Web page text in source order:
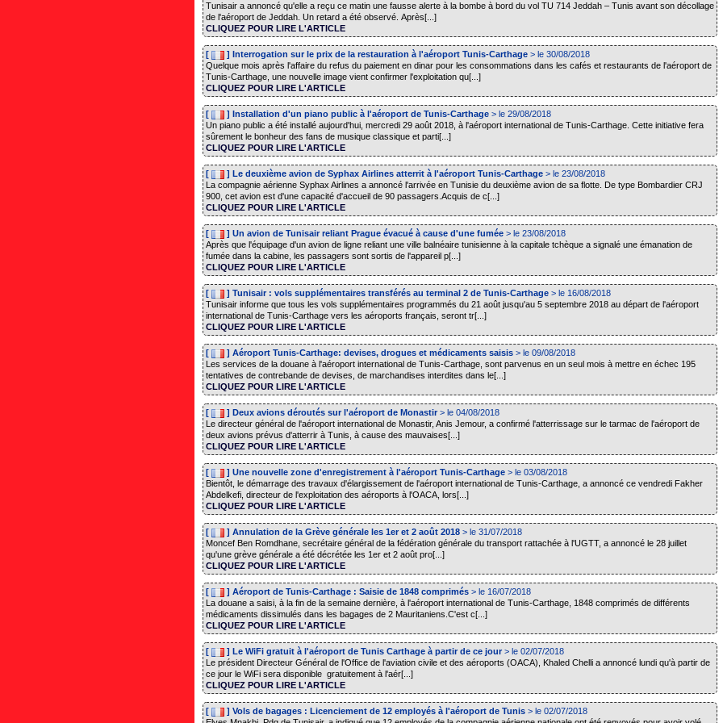
Tunisair a annoncé qu'elle a reçu ce matin une fausse alerte à la bombe à bord du vol TU 714 Jeddah – Tunis avant son décollage
de l'aéroport de Jeddah. Un retard a été observé. Après[...]
CLIQUEZ POUR LIRE L'ARTICLE
[ ] Interrogation sur le prix de la restauration à l'aéroport Tunis-Carthage > le 30/08/2018
Quelque mois après l'affaire du refus du paiement en dinar pour les consommations dans les cafés et restaurants de l'aéroport de
Tunis-Carthage, une nouvelle image vient confirmer l'exploitation qu[...]
CLIQUEZ POUR LIRE L'ARTICLE
[ ] Installation d'un piano public à l'aéroport de Tunis-Carthage > le 29/08/2018
Un piano public a été installé aujourd'hui, mercredi 29 août 2018, à l'aéroport international de Tunis-Carthage. Cette initiative fera
sûrement le bonheur des fans de musique classique et parti[...]
CLIQUEZ POUR LIRE L'ARTICLE
[ ] Le deuxième avion de Syphax Airlines atterrit à l'aéroport Tunis-Carthage > le 23/08/2018
La compagnie aérienne Syphax Airlines a annoncé l'arrivée en Tunisie du deuxième avion de sa flotte. De type Bombardier CRJ
900, cet avion est d'une capacité d'accueil de 90 passagers.Acquis de c[...]
CLIQUEZ POUR LIRE L'ARTICLE
[ ] Un avion de Tunisair reliant Prague évacué à cause d'une fumée > le 23/08/2018
Après que l'équipage d'un avion de ligne reliant une ville balnéaire tunisienne à la capitale tchèque a signalé une émanation de
fumée dans la cabine, les passagers sont sortis de l'appareil p[...]
CLIQUEZ POUR LIRE L'ARTICLE
[ ] Tunisair : vols supplémentaires transférés au terminal 2 de Tunis-Carthage > le 16/08/2018
Tunisair informe que tous les vols supplémentaires programmés du 21 août jusqu'au 5 septembre 2018 au départ de l'aéroport
international de Tunis-Carthage vers les aéroports français, seront tr[...]
CLIQUEZ POUR LIRE L'ARTICLE
[ ] Aéroport Tunis-Carthage: devises, drogues et médicaments saisis > le 09/08/2018
Les services de la douane à l'aéroport international de Tunis-Carthage, sont parvenus en un seul mois à mettre en échec 195
tentatives de contrebande de devises, de marchandises interdites dans le[...]
CLIQUEZ POUR LIRE L'ARTICLE
[ ] Deux avions déroutés sur l'aéroport de Monastir > le 04/08/2018
Le directeur général de l'aéroport international de Monastir, Anis Jemour, a confirmé l'atterrissage sur le tarmac de l'aéroport de
deux avions prévus d'atterrir à Tunis, à cause des mauvaises[...]
CLIQUEZ POUR LIRE L'ARTICLE
[ ] Une nouvelle zone d'enregistrement à l'aéroport Tunis-Carthage > le 03/08/2018
Bientôt, le démarrage des travaux d'élargissement de l'aéroport international de Tunis-Carthage, a annoncé ce vendredi Fakher
Abdelkefi, directeur de l'exploitation des aéroports à l'OACA, lors[...]
CLIQUEZ POUR LIRE L'ARTICLE
[ ] Annulation de la Grève générale les 1er et 2 août 2018 > le 31/07/2018
Moncef Ben Romdhane, secrétaire général de la fédération générale du transport rattachée à l'UGTT, a annoncé le 28 juillet
qu'une grève générale a été décrétée les 1er et 2 août pro[...]
CLIQUEZ POUR LIRE L'ARTICLE
[ ] Aéroport de Tunis-Carthage : Saisie de 1848 comprimés > le 16/07/2018
La douane a saisi, à la fin de la semaine dernière, à l'aéroport international de Tunis-Carthage, 1848 comprimés de différents
médicaments dissimulés dans les bagages de 2 Mauritaniens.C'est c[...]
CLIQUEZ POUR LIRE L'ARTICLE
[ ] Le WiFi gratuit à l'aéroport de Tunis Carthage à partir de ce jour > le 02/07/2018
Le président Directeur Général de l'Office de l'aviation civile et des aéroports (OACA), Khaled Chelli a annoncé lundi qu'à partir de
ce jour le WiFi sera disponible gratuitement à l'aér[...]
CLIQUEZ POUR LIRE L'ARTICLE
[ ] Vols de bagages : Licenciement de 12 employés à l'aéroport de Tunis > le 02/07/2018